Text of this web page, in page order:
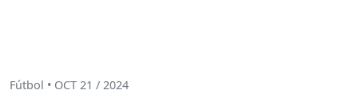
Fútbol • OCT 21 / 2024